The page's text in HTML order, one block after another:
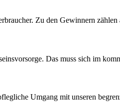
Zu den Gewinnern
Das muss sich im
Umgang mit unseren